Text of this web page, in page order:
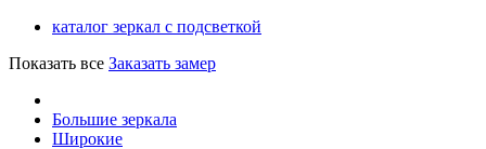
каталог зеркал с подсветкой
Показать все Заказать замер
Большие зеркала
Широкие